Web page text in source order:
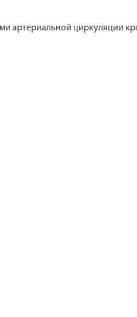
артериальной циркуляции